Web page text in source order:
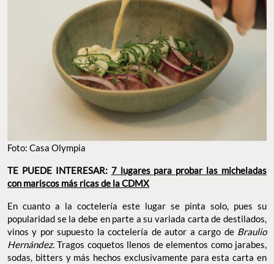
Foto: Casa Olympia
TE PUEDE INTERESAR: 7 lugares para probar las micheladas
con mariscos más ricas de la CDMX
En cuanto a la coctelería este lugar se pinta solo, pues su
popularidad se la debe en parte a su variada carta de destilados,
vinos y por supuesto la coctelería de autor a cargo deBraulio
Hernández. Tragos coquetos llenos de elementos como jarabes,
sodas, bitters y más hechos exclusivamente para esta carta en